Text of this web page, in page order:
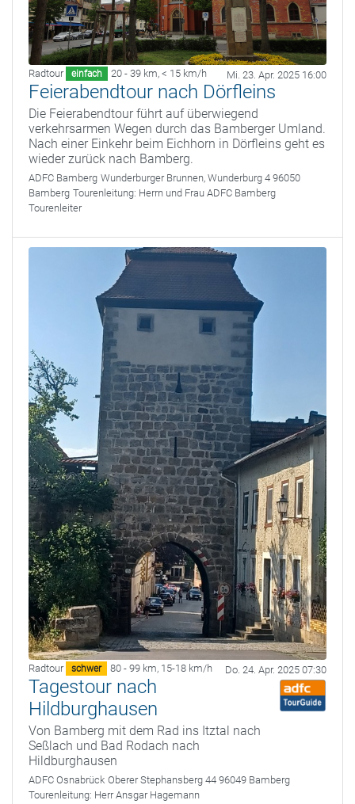
Radtour einfach 20 - 39 km, < 15 km/h Mi. 23. Apr. 2025 16:00
Feierabendtour nach Dörfleins
Die Feierabendtour führt auf überwiegend
verkehrsarmen Wegen durch das Bamberger Umland.
Nach einer Einkehr beim Eichhorn in Dörfleins geht es
wieder zurück nach Bamberg.
ADFC Bamberg Wunderburger Brunnen, Wunderburg 4 96050
Bamberg Tourenleitung: Herrn und Frau ADFC Bamberg
Tourenleiter
Radtour schwer 80 - 99 km, 15-18 km/h Do. 24. Apr. 2025 07:30
Tagestour nach
Hildburghausen
Von Bamberg mit dem Rad ins Itztal nach
Seßlach und Bad Rodach nach
Hildburghausen
ADFC Osnabrück Oberer Stephansberg 44 96049 Bamberg
Tourenleitung: Herr Ansgar Hagemann